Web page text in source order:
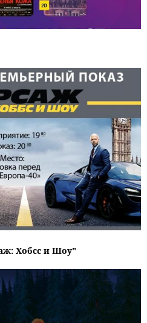
Хобсс и Шоу"